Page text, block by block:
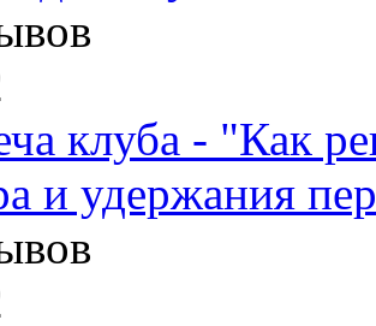
клуба - "Как
и удержания